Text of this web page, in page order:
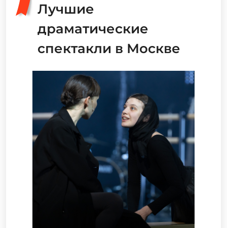
Лучшие
драматические
спектакли в Москве